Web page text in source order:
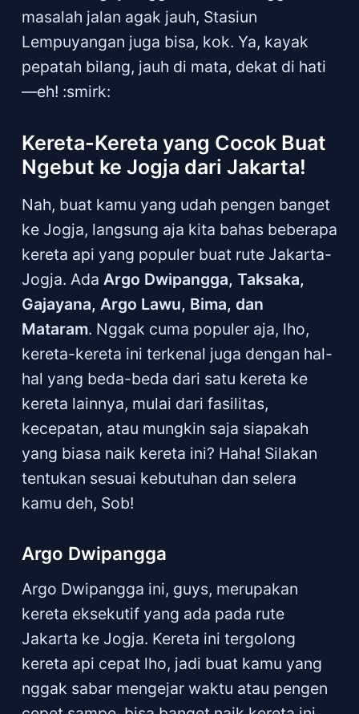
masalah jalan agak jauh, Stasiun
Lempuyangan juga bisa, kok. Ya, kayak
pepatah bilang, jauh di mata, dekat di hati
—eh! :smirk:
Kereta-Kereta yang Cocok Buat
Ngebut ke Jogja dari Jakarta!
Nah, buat kamu yang udah pengen banget
ke Jogja, langsung aja kita bahas beberapa
kereta api yang populer buat rute Jakarta-
Jogja. Ada Argo Dwipangga, Taksaka,
Gajayana, Argo Lawu, Bima, dan
Mataram. Nggak cuma populer aja, lho,
kereta-kereta ini terkenal juga dengan hal-
hal yang beda-beda dari satu kereta ke
kereta lainnya, mulai dari fasilitas,
kecepatan, atau mungkin saja siapakah
yang biasa naik kereta ini? Haha! Silakan
tentukan sesuai kebutuhan dan selera
kamu deh, Sob!
Argo Dwipangga
Argo Dwipangga ini, guys, merupakan
kereta eksekutif yang ada pada rute
Jakarta ke Jogja. Kereta ini tergolong
kereta api cepat lho, jadi buat kamu yang
nggak sabar mengejar waktu atau pengen